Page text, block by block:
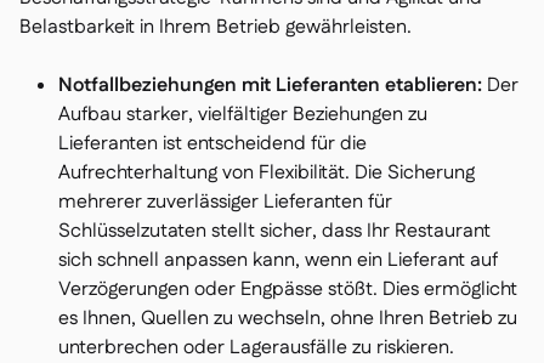
Belastbarkeit in Ihrem Betrieb gewährleisten.
Notfallbeziehungen mit Lieferanten etablieren: Der
Aufbau starker, vielfältiger Beziehungen zu
Lieferanten ist entscheidend für die
Aufrechterhaltung von Flexibilität. Die Sicherung
mehrerer zuverlässiger Lieferanten für
Schlüsselzutaten stellt sicher, dass Ihr Restaurant
sich schnell anpassen kann, wenn ein Lieferant auf
Verzögerungen oder Engpässe stößt. Dies ermöglicht
es Ihnen, Quellen zu wechseln, ohne Ihren Betrieb zu
unterbrechen oder Lagerausfälle zu riskieren.